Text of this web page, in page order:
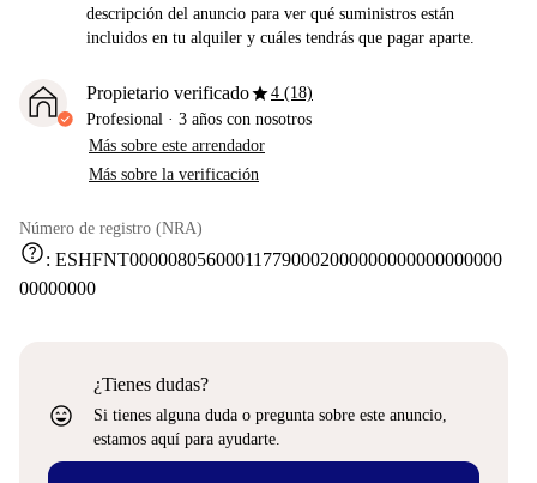
descripción del anuncio para ver qué suministros están
incluidos en tu alquiler y cuáles tendrás que pagar aparte.
Propietario verificadostar4 (18)
Profesional · 3 años con nosotros
Más sobre este arrendador
Más sobre la verificación
Número de registro (NRA)
help: ESHFNT000008056000117790002000000000000000000
00000000
sentiment_very_satisfied
¿Tienes dudas?
Si tienes alguna duda o pregunta sobre este anuncio,
estamos aquí para ayudarte.